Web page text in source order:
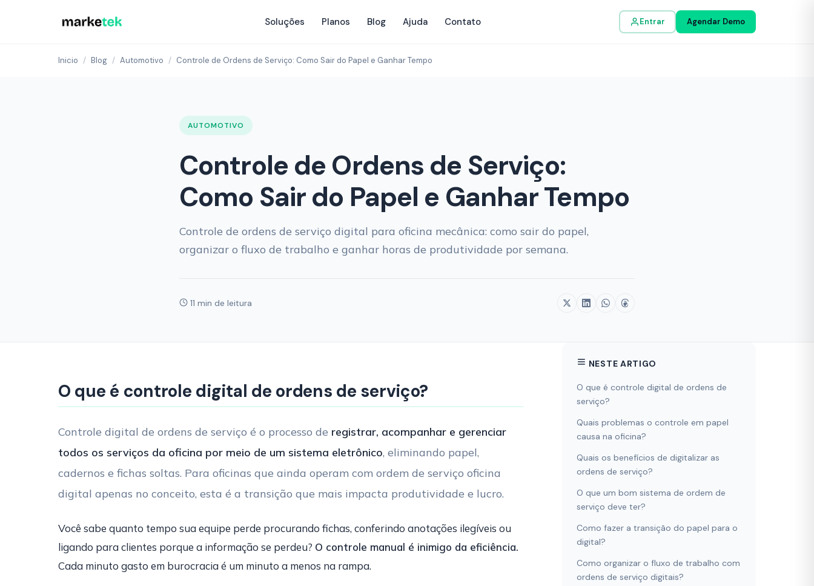
Soluções Planos Blog Ajuda Contato Entrar Agendar Demo
Inicio / Blog / Automotivo / Controle de Ordens de Serviço: Como Sair do Papel e Ganhar Tempo
AUTOMOTIVO
Controle de Ordens de Serviço:
Como Sair do Papel e Ganhar Tempo
Controle de ordens de serviço digital para oficina mecânica: como sair do papel,
organizar o fluxo de trabalho e ganhar horas de produtividade por semana.
11 min de leitura
O que é controle digital de ordens de serviço?
Controle digital de ordens de serviço é o processo de registrar, acompanhar e gerenciar
todos os serviços da oficina por meio de um sistema eletrônico, eliminando papel,
cadernos e fichas soltas. Para oficinas que ainda operam com ordem de serviço oficina
digital apenas no conceito, esta é a transição que mais impacta produtividade e lucro.
Você sabe quanto tempo sua equipe perde procurando fichas, conferindo anotações ilegíveis ou
ligando para clientes porque a informação se perdeu? O controle manual é inimigo da eficiência.
Cada minuto gasto em burocracia é um minuto a menos na rampa.
NESTE ARTIGO
O que é controle digital de ordens de
serviço?
Quais problemas o controle em papel
causa na oficina?
Quais os benefícios de digitalizar as
ordens de serviço?
O que um bom sistema de ordem de
serviço deve ter?
Como fazer a transição do papel para o
digital?
Como organizar o fluxo de trabalho com
ordens de serviço digitais?